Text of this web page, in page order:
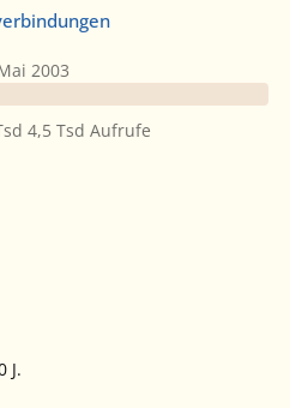
2003
4,5 Tsd Aufrufe
J.